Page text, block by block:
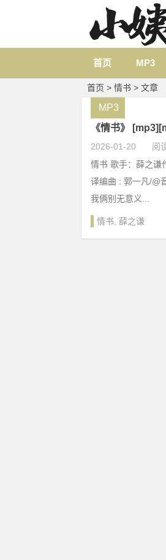
首页 MP3
首页 > 情书 > 文章
《情书》
2026-01-20 阅
MP3
情书 歌手：薛之谦
译编曲 : 郭一凡/@
我俩别无意义...
情书 薛之谦